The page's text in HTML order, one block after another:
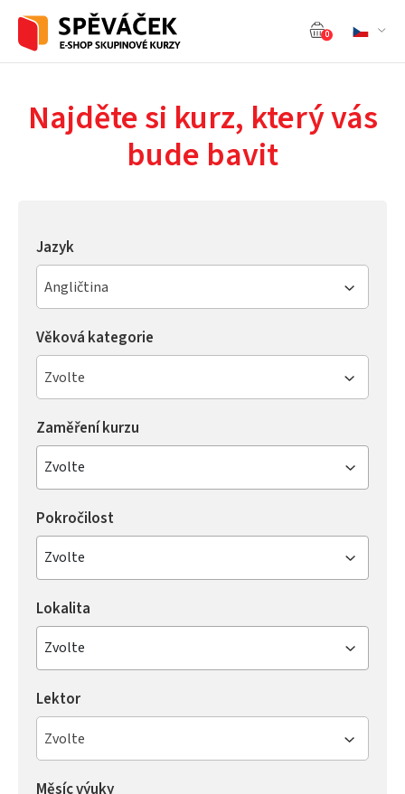
0
Najděte si kurz, který vás
bude bavit
Jazyk
Angličtina
Věková kategorie
Zvolte
Zaměření kurzu
Zvolte
Pokročilost
Zvolte
Lokalita
Zvolte
Lektor
Zvolte
Měsíc výuky